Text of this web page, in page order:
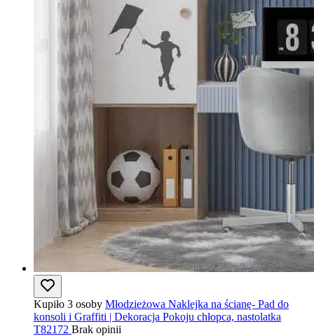
Kupiło 3 osoby Młodzieżowa Naklejka na ścianę- Pad do
konsoli i Graffiti | Dekoracja Pokoju chłopca, nastolatka
T82172 Brak opinii